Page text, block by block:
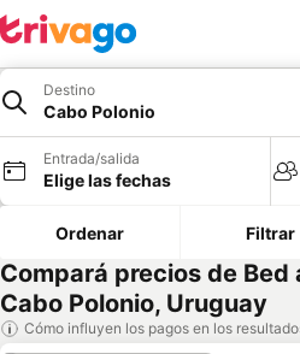
Destino
Cabo Polonio
Entrada/salida
Elige las fechas
Ordenar Filtrar
Compará precios de
Cabo Polonio, Uruguay
Cómo influyen los pagos en los